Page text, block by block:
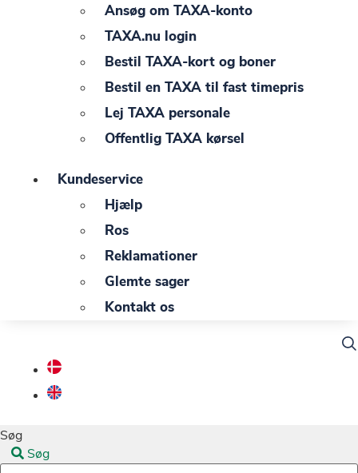
Ansøg om TAXA-konto
TAXA.nu login
Bestil TAXA-kort og boner
Bestil en TAXA til fast timepris
Lej TAXA personale
Offentlig TAXA kørsel
Kundeservice
Hjælp
Ros
Reklamationer
Glemte sager
Kontakt os
Søg
Søg